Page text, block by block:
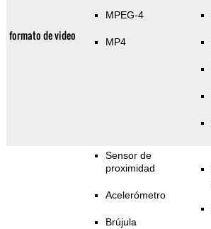
formato de video
MPEG-4
MP4
Sensor de
proximidad
Acelerómetro
Brújula